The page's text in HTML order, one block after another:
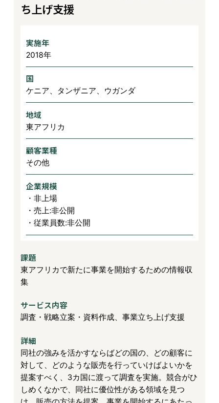
ち上げ支援
実施年
2018年
国
ケニア、タンザニア、ウガンダ
地域
東アフリカ
顧客業種
その他
企業規模
・非上場
・売上:非公開
・従業員数:非公開
課題
東アフリカで新たに事業を開始するための情報収
集
サービス内容
調査・戦略立案・資料作成、事業立ち上げ支援
詳細
同社の強みを活かすならばどの国の、どの顧客に
対して、どのような販売を行っていけばよいかを
提案すべく、3カ国に渡って調査を実施。競合がひ
しめくなかで、同社に優位性がある領域を見つ